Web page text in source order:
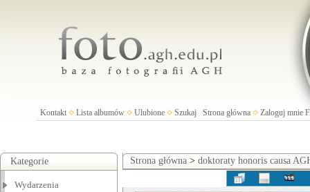
Kontakt Lista albumów Ulubione Szukaj Strona główna Zaloguj mnie
Kategorie
Wydarzenia
Strona główna > doktoraty honoris causa